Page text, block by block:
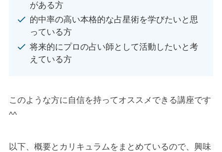
がある方
的中率の高い本格的な占星術を学びたいと思
っている方
将来的にプロの占い師として活動したいと考
えている方
このような方に自信を持ってオススメできる講座です
^^
以下、概要とカリキュラムをまとめているので、興味